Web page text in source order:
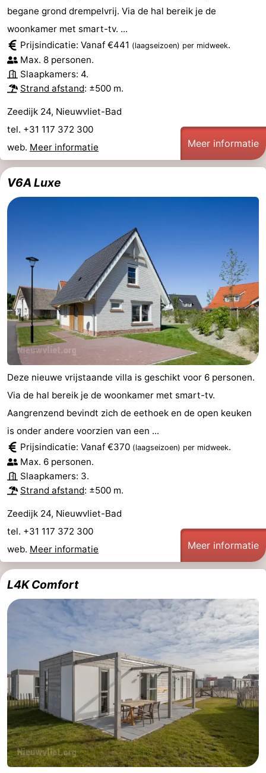
begane grond drempelvrij. Via de hal bereik je de
woonkamer met smart-tv. ...
Prijsindicatie: Vanaf €441 (laagseizoen) per midweek.
Max. 8 personen.
Slaapkamers: 4.
Strand afstand: ±500 m.
Zeedijk 24, Nieuwvliet-Bad
tel. +31 117 372 300
web. Meer informatie Meer informatie
V6A Luxe
Deze nieuwe vrijstaande villa is geschikt voor 6 personen.
Via de hal bereik je de woonkamer met smart-tv.
Aangrenzend bevindt zich de eethoek en de open keuken
is onder andere voorzien van een ...
Prijsindicatie: Vanaf €370 (laagseizoen) per midweek.
Max. 6 personen.
Slaapkamers: 3.
Strand afstand: ±500 m.
Zeedijk 24, Nieuwvliet-Bad
tel. +31 117 372 300
web. Meer informatie Meer informatie
L4K Comfort